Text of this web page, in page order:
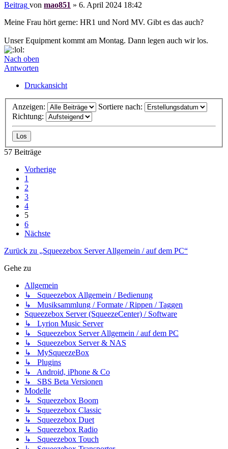
Beitrag von mao851 » 6. April 2024 18:42
Meine Frau hört gerne: HR1 und Nord MV. Gibt es das auch?
Unser Equipment kommt am Montag. Dann legen auch wir los.
Nach oben
Antworten
Druckansicht
Anzeigen:
Sortiere nach:
Richtung:
57 Beiträge
Vorherige
1
2
3
4
5
6
Nächste
Zurück zu „Squeezebox Server Allgemein / auf dem PC“
Gehe zu
Allgemein
↳ Squeezebox Allgemein / Bedienung
↳ Musiksammlung / Formate / Rippen / Taggen
Squeezebox Server (SqueezeCenter) / Software
↳ Lyrion Music Server
↳ Squeezebox Server Allgemein / auf dem PC
↳ Squeezebox Server & NAS
↳ MySqueezeBox
↳ Plugins
↳ Android, iPhone & Co
↳ SBS Beta Versionen
Modelle
↳ Squeezebox Boom
↳ Squeezebox Classic
↳ Squeezebox Duet
↳ Squeezebox Radio
↳ Squeezebox Touch